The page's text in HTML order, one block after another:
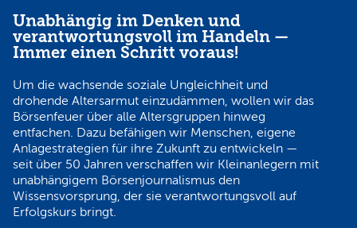
Unabhängig im Denken und
verantwortungsvoll im Handeln —
Immer einen Schritt voraus!
Um die wachsende soziale Ungleichheit und
drohende Altersarmut einzudämmen, wollen wir das
Börsenfeuer über alle Altersgruppen hinweg
entfachen. Dazu befähigen wir Menschen, eigene
Anlagestrategien für ihre Zukunft zu entwickeln —
seit über 50 Jahren verschaffen wir Kleinanlegern mit
unabhängigem Börsenjournalismus den
Wissensvorsprung, der sie verantwortungsvoll auf
Erfolgskurs bringt.